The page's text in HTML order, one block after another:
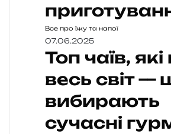
Все про їжу та напої
07.06.2025
Топ чаїв, які
весь світ —
вибирають
сучасні